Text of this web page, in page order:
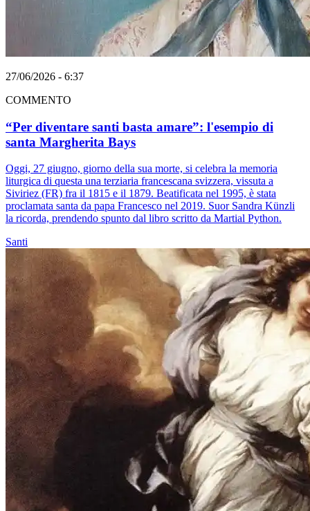
27/06/2026 - 6:37
COMMENTO
“Per diventare santi basta amare”: l'esempio di
santa Margherita Bays
Oggi, 27 giugno, giorno della sua morte, si celebra la memoria
liturgica di questa una terziaria francescana svizzera, vissuta a
Siviriez (FR) fra il 1815 e il 1879. Beatificata nel 1995, è stata
proclamata santa da papa Francesco nel 2019. Suor Sandra Künzli
la ricorda, prendendo spunto dal libro scritto da Martial Python.
Santi